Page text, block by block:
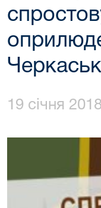
19 січня